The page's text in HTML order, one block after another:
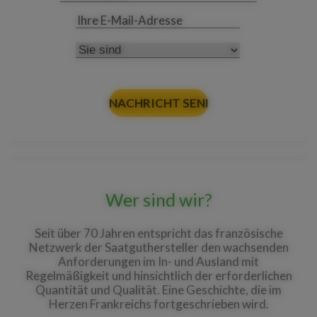
http://www.maizeinfrance-
dev.com/de/Kontact/
Weitere Informationen
finden Sie zudem im
Ihre E-
Adresse
*
Sie
Wer sind wir?
Seit über 70 Jahren entspricht das französische
Netzwerk der Saatguthersteller den wachsenden
Anforderungen im In- und Ausland mit
Regelmäßigkeit und hinsichtlich der erforderlichen
Quantität und Qualität. Eine Geschichte, die im
Herzen Frankreichs fortgeschrieben wird.